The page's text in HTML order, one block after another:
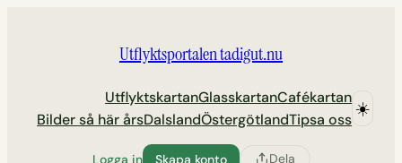
Utflyktsportalen tadigut.nu
UtflyktskartanGlasskartanCafékartan
Bilder så här årsDalslandÖstergötlandTipsa oss
☀️
Logga in Skapa konto Dela